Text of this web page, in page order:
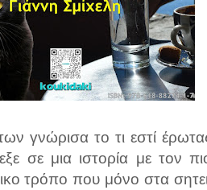
γνώρισα το τι εστί
σε μια ιστορία με τον
τρόπο που μόνο στα